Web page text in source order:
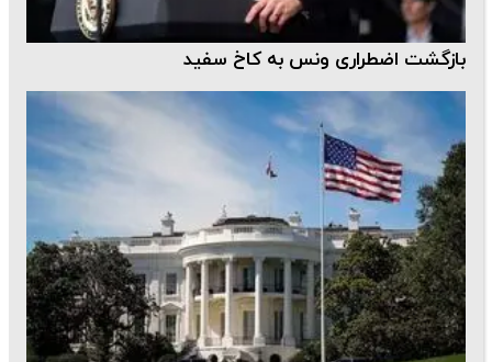
بازگشت اضطراری ونس به کاخ سفید